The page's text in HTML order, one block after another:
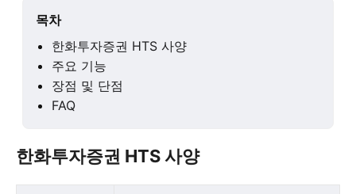
목차
한화투자증권 HTS 사양
주요 기능
장점 및 단점
FAQ
한화투자증권 HTS 사양